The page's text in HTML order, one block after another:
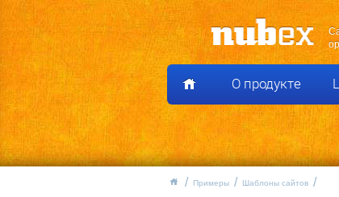
О продукте
Примеры Шаблоны сайтов